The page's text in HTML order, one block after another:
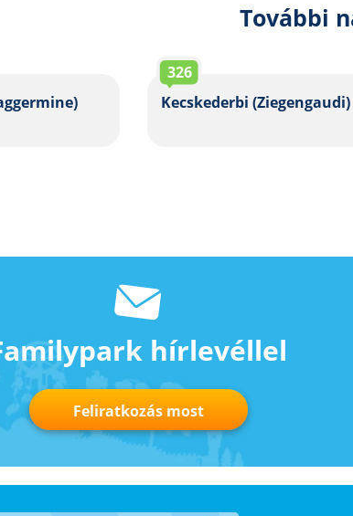
További
326
Kecskederbi (Ziegengaudi)
hírlevéllel
Feliratkozás most